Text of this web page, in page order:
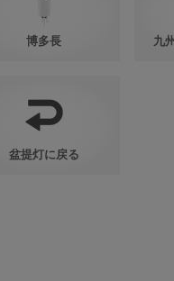
博多長 九
盆提灯に戻る